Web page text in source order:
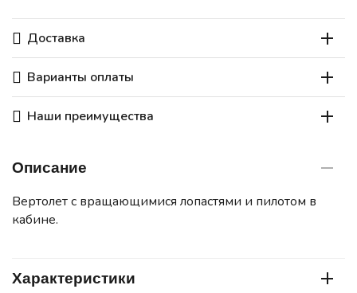
Доставка
Варианты оплаты
Наши преимущества
Описание
Вертолет с вращающимися лопастями и пилотом в
кабине.
Характеристики